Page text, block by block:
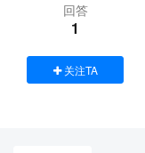
回答
1
关注TA